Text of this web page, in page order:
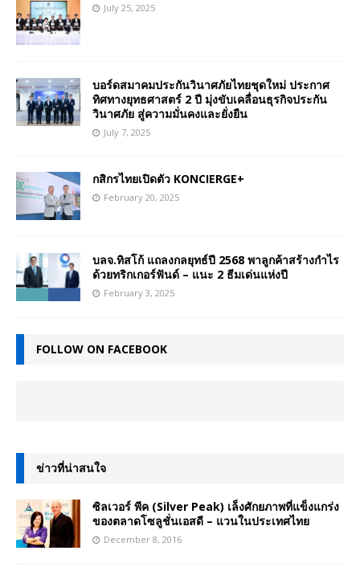
July 25, 2025
บอร์ดสมาคมประกันวินาศภัยไทยชุดใหม่ ประกาศ
ทิศทางยุทธศาสตร์ 2 ปี มุ่งขับเคลื่อนธุรกิจประกัน
วินาศภัย สู่ความมั่นคงและยั่งยืน
July 7, 2025
กสิกรไทยเปิดตัว KONCIERGE+
February 20, 2025
บลจ.ทิสโก้ แถลงกลยุทธ์ปี 2568 พาลูกค้าสร้างกำไร
ด้วยทริกเกอร์ฟันด์ – แนะ 2 ธีมเด่นแห่งปี
February 3, 2025
FOLLOW ON FACEBOOK
ข่าวที่น่าสนใจ
ซิลเวอร์ พีค (Silver Peak) เล็งศักยภาพที่แข็งแกร่ง
ของตลาดโซลูชั่นเอสดี – แวนในประเทศไทย
December 8, 2016